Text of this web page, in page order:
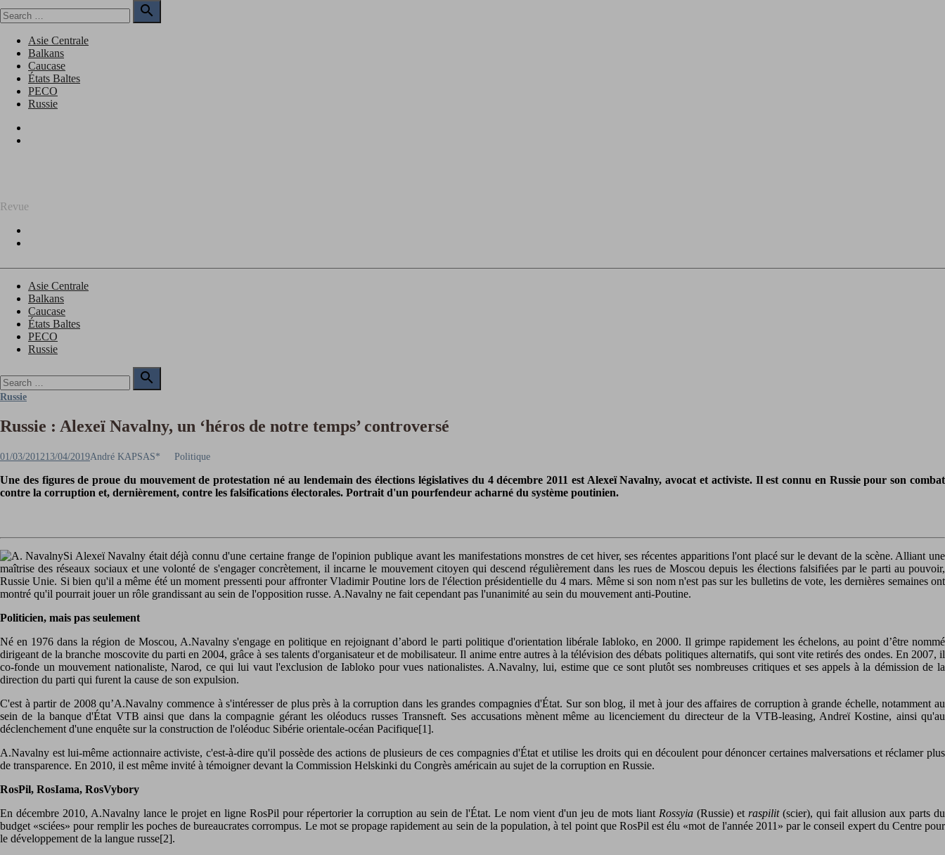
to
for:

Search
Asie Centrale
Balkans
Caucase
États Baltes
PECO
Russie
Revue
Asie Centrale
Balkans
Caucase
États Baltes
PECO
Russie
for:

Search
Russie
Russie : Alexeï Navalny, un ‘héros de notre temps’ controversé
Posted
01/03/201213/04/2019Author
André KAPSAS* Politique
Une des figures de proue du mouvement de protestation né au lendemain des élections législatives du 4 décembre 2011 est Alexeï Navalny, avocat et activiste. Il est connu en Russie pour son combat
contre la corruption et, dernièrement, contre les falsifications électorales. Portrait d'un pourfendeur acharné du système poutinien.
Si Alexeï Navalny était déjà connu d'une certaine frange de l'opinion publique avant les manifestations monstres de cet hiver, ses récentes apparitions l'ont placé sur le devant de la scène. Alliant une
maîtrise des réseaux sociaux et une volonté de s'engager concrètement, il incarne le mouvement citoyen qui descend régulièrement dans les rues de Moscou depuis les élections falsifiées par le parti au pouvoir,
Russie Unie. Si bien qu'il a même été un moment pressenti pour affronter Vladimir Poutine lors de l'élection présidentielle du 4 mars. Même si son nom n'est pas sur les bulletins de vote, les dernières semaines ont
montré qu'il pourrait jouer un rôle grandissant au sein de l'opposition russe. A.Navalny ne fait cependant pas l'unanimité au sein du mouvement anti-Poutine.
Politicien, mais pas seulement
Né en 1976 dans la région de Moscou, A.Navalny s'engage en politique en rejoignant d’abord le parti politique d'orientation libérale Iabloko, en 2000. Il grimpe rapidement les échelons, au point d’être nommé
dirigeant de la branche moscovite du parti en 2004, grâce à ses talents d'organisateur et de mobilisateur. Il anime entre autres à la télévision des débats politiques alternatifs, qui sont vite retirés des ondes. En 2007, il
co-fonde un mouvement nationaliste, Narod, ce qui lui vaut l'exclusion de Iabloko pour vues nationalistes. A.Navalny, lui, estime que ce sont plutôt ses nombreuses critiques et ses appels à la démission de la
direction du parti qui furent la cause de son expulsion.
C'est à partir de 2008 qu’A.Navalny commence à s'intéresser de plus près à la corruption dans les grandes compagnies d'État. Sur son blog, il met à jour des affaires de corruption à grande échelle, notamment au
sein de la banque d'État VTB ainsi que dans la compagnie gérant les oléoducs russes Transneft. Ses accusations mènent même au licenciement du directeur de la VTB-leasing, Andreï Kostine, ainsi qu'au
déclenchement d'une enquête sur la construction de l'oléoduc Sibérie orientale-océan Pacifique[1].
A.Navalny est lui-même actionnaire activiste, c'est-à-dire qu'il possède des actions de plusieurs de ces compagnies d'État et utilise les droits qui en découlent pour dénoncer certaines malversations et réclamer plus
de transparence. En 2010, il est même invité à témoigner devant la Commission Helskinki du Congrès américain au sujet de la corruption en Russie.
RosPil, RosIama, RosVybory
En décembre 2010, A.Navalny lance le projet en ligne RosPil pour répertorier la corruption au sein de l'État. Le nom vient d'un jeu de mots liant Rossyia (Russie) et raspilit(scier), qui fait allusion aux parts du
budget «sciées» pour remplir les poches de bureaucrates corrompus. Le mot se propage rapidement au sein de la population, à tel point que RosPil est élu «mot de l'année 2011» par le conseil expert du Centre pour
le développement de la langue russe[2].